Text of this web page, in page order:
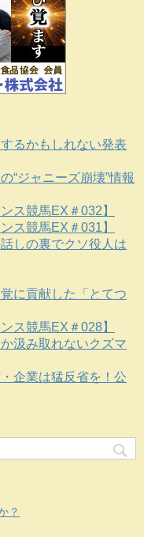
るかもしれない発表
“ジャニーズ崩壊”情報
ス競馬EX＃032】
ス競馬EX＃031】
しの裏でクソ役人は
に貢献した「とてつ
ス競馬EX＃028】
汲み取れないクズマ
企業は猛反省を！公
？